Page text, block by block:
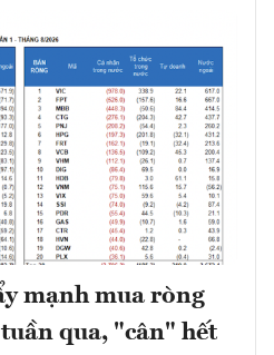
mạnh mua ròng
qua, "cân" hết